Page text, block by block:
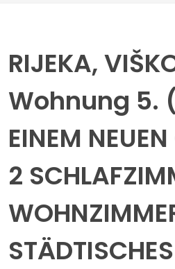
RIJEKA,
Wohnung 5.
EINEM
2